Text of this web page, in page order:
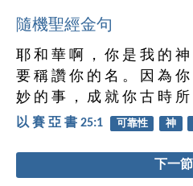
隨機聖經金句
耶 和 華 啊 ， 你 是 我 的
要 稱 讚 你 的 名 。 因 為
妙 的 事 ， 成 就 你 古 時 所
以 賽 亞 書 25:1 可靠性 神
下一